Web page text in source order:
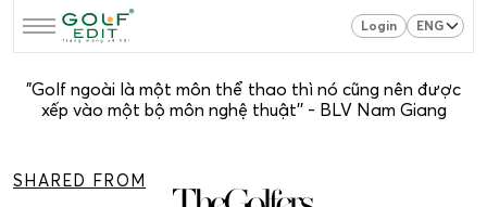
Login
"Golf ngoài là một môn thể thao thì nó cũng nên được
xếp vào một bộ môn nghệ thuật'' - BLV Nam Giang
SHARED FROM